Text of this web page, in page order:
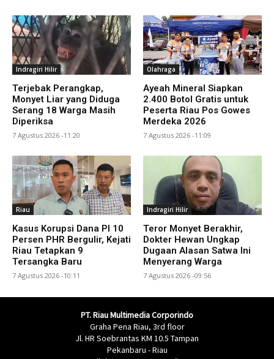
Indragiri Hilir
Terjebak Perangkap,
Monyet Liar yang Diduga
Serang 18 Warga Masih
Diperiksa
7 Agustus 2026 -11:20
Olahraga
Ayeah Mineral Siapkan
2.400 Botol Gratis untuk
Peserta Riau Pos Gowes
Merdeka 2026
7 Agustus 2026 -11:09
Riau
Kasus Korupsi Dana PI 10
Persen PHR Bergulir, Kejati
Riau Tetapkan 9
Tersangka Baru
7 Agustus 2026 -10:11
Indragiri Hilir
Teror Monyet Berakhir,
Dokter Hewan Ungkap
Dugaan Alasan Satwa Ini
Menyerang Warga
7 Agustus 2026 -09:56
PT. Riau Multimedia Corporindo
Graha Pena Riau, 3rd floor
Jl. HR Soebrantas KM 10.5 Tampan
Pekanbaru - Riau